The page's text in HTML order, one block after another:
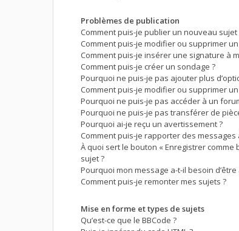
Problèmes de publication
Comment puis-je publier un nouveau
Comment puis-je modifier ou supprimer
Comment puis-je insérer une signature à
Comment puis-je créer un sondage ?
Pourquoi ne puis-je pas ajouter plus
Comment puis-je modifier ou supprimer
Pourquoi ne puis-je pas accéder à un
Pourquoi ne puis-je pas transférer de
Pourquoi ai-je reçu un avertissement ?
Comment puis-je rapporter des messages
À quoi sert le bouton « Enregistrer comme
sujet ?
Pourquoi mon message a-t-il besoin
Comment puis-je remonter mes sujets ?
Mise en forme et types de sujets
Qu’est-ce que le BBCode ?